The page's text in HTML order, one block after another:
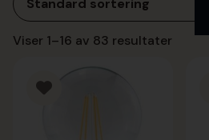
Viser 1–16 av 83 resultater